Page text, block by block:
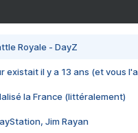
Royale - DayZ
existait il y a 13 ans (et vous
la France (littéralement)
Jim Rayan